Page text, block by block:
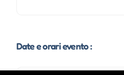
Date e orari evento :